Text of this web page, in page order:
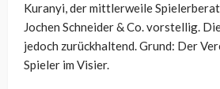
Kuranyi, der mittlerweile
Jochen Schneider & Co. vorstellig.
jedoch zurückhaltend. Grund: Der
Spieler im Visier.